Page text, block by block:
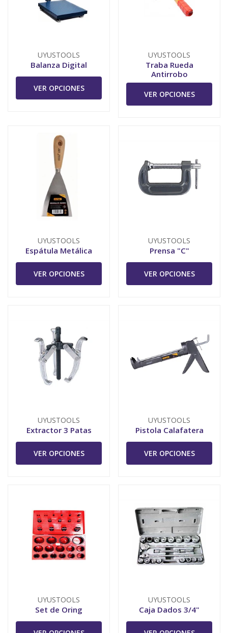
UYUSTOOLS
Balanza Digital
VER OPCIONES
UYUSTOOLS
Traba Rueda
Antirrobo
VER OPCIONES
UYUSTOOLS
Espátula Metálica
VER OPCIONES
UYUSTOOLS
Prensa "C"
VER OPCIONES
UYUSTOOLS
Extractor 3 Patas
VER OPCIONES
UYUSTOOLS
Pistola Calafatera
VER OPCIONES
UYUSTOOLS
Set de Oring
UYUSTOOLS
Caja Dados 3/4"